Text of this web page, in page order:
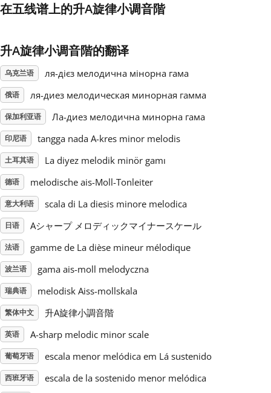
Polski
Português
Русский
Svenska
Tiếng Việt
简体中文
繁體中文
在五线谱上的升A旋律小调音階
升A旋律小调音階的翻译
乌克兰语 ля-дієз мелодична мінорна гама
俄语 ля-диез мелодическая минорная гамма
保加利亚语 Ла-диез мелодична минорна гама
印尼语 tangga nada A-kres minor melodis
土耳其语 La diyez melodik minör gamı
德语 melodische ais-Moll-Tonleiter
意大利语 scala di La diesis minore melodica
日语 Aシャープ メロディックマイナースケール
法语 gamme de La dièse mineur mélodique
波兰语 gama ais-moll melodyczna
瑞典语 melodisk Aiss-mollskala
繁体中文 升A旋律小調音階
英语 A-sharp melodic minor scale
葡萄牙语 escala menor melódica em Lá sustenido
西班牙语 escala de la sostenido menor melódica